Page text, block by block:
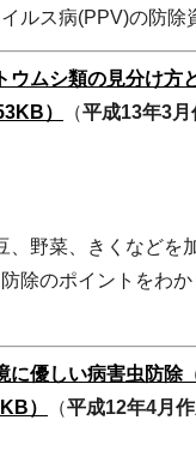
ルス病(PPV)の防除
ウムシ類の見分け方
）
（平成13年3月
、野菜、きくなどを
除のポイントをわ
に優しい病害虫防除
）
（平成12年4月作